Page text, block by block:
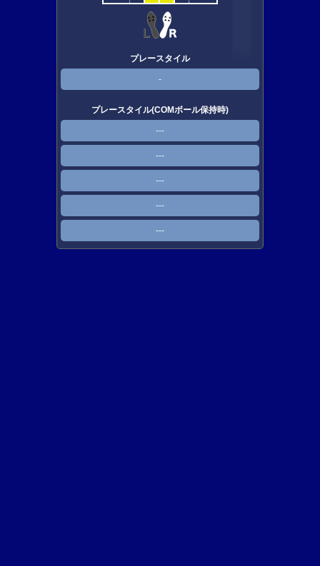
プレースタイル
-
プレースタイル(COMボール保持時)
---
---
---
---
---